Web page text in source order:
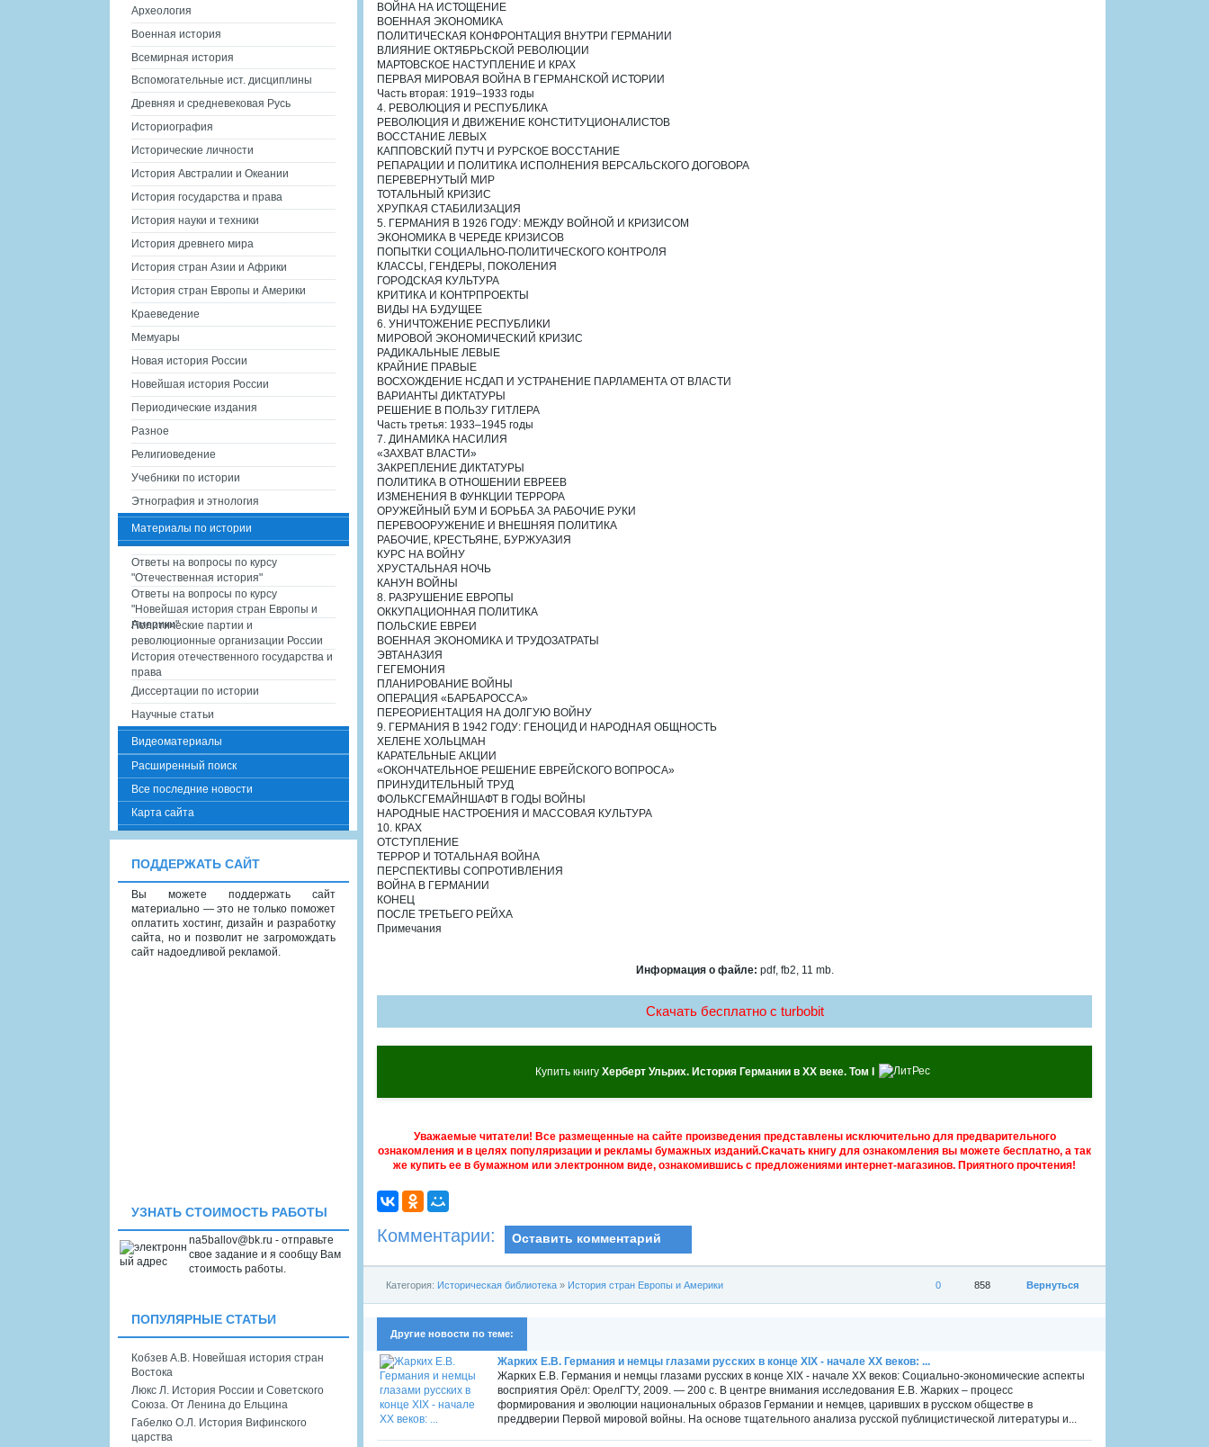
ВОЙНА НА ИСТОЩЕНИЕ
ВОЕННАЯ ЭКОНОМИКА
ПОЛИТИЧЕСКАЯ КОНФРОНТАЦИЯ ВНУТРИ ГЕРМАНИИ
ВЛИЯНИЕ ОКТЯБРЬСКОЙ РЕВОЛЮЦИИ
МАРТОВСКОЕ НАСТУПЛЕНИЕ И КРАХ
ПЕРВАЯ МИРОВАЯ ВОЙНА В ГЕРМАНСКОЙ ИСТОРИИ
Часть вторая: 1919–1933 годы
4. РЕВОЛЮЦИЯ И РЕСПУБЛИКА
РЕВОЛЮЦИЯ И ДВИЖЕНИЕ КОНСТИТУЦИОНАЛИСТОВ
ВОССТАНИЕ ЛЕВЫХ
КАППОВСКИЙ ПУТЧ И РУРСКОЕ ВОССТАНИЕ
РЕПАРАЦИИ И ПОЛИТИКА ИСПОЛНЕНИЯ ВЕРСАЛЬСКОГО ДОГОВОРА
ПЕРЕВЕРНУТЫЙ МИР
ТОТАЛЬНЫЙ КРИЗИС
ХРУПКАЯ СТАБИЛИЗАЦИЯ
5. ГЕРМАНИЯ В 1926 ГОДУ: МЕЖДУ ВОЙНОЙ И КРИЗИСОМ
ЭКОНОМИКА В ЧЕРЕДЕ КРИЗИСОВ
ПОПЫТКИ СОЦИАЛЬНО-ПОЛИТИЧЕСКОГО КОНТРОЛЯ
КЛАССЫ, ГЕНДЕРЫ, ПОКОЛЕНИЯ
ГОРОДСКАЯ КУЛЬТУРА
КРИТИКА И КОНТРПРОЕКТЫ
ВИДЫ НА БУДУЩЕЕ
6. УНИЧТОЖЕНИЕ РЕСПУБЛИКИ
МИРОВОЙ ЭКОНОМИЧЕСКИЙ КРИЗИС
РАДИКАЛЬНЫЕ ЛЕВЫЕ
КРАЙНИЕ ПРАВЫЕ
ВОСХОЖДЕНИЕ НСДАП И УСТРАНЕНИЕ ПАРЛАМЕНТА ОТ ВЛАСТИ
ВАРИАНТЫ ДИКТАТУРЫ
РЕШЕНИЕ В ПОЛЬЗУ ГИТЛЕРА
Часть третья: 1933–1945 годы
7. ДИНАМИКА НАСИЛИЯ
«ЗАХВАТ ВЛАСТИ»
ЗАКРЕПЛЕНИЕ ДИКТАТУРЫ
ПОЛИТИКА В ОТНОШЕНИИ ЕВРЕЕВ
ИЗМЕНЕНИЯ В ФУНКЦИИ ТЕРРОРА
ОРУЖЕЙНЫЙ БУМ И БОРЬБА ЗА РАБОЧИЕ РУКИ
ПЕРЕВООРУЖЕНИЕ И ВНЕШНЯЯ ПОЛИТИКА
РАБОЧИЕ, КРЕСТЬЯНЕ, БУРЖУАЗИЯ
КУРС НА ВОЙНУ
ХРУСТАЛЬНАЯ НОЧЬ
КАНУН ВОЙНЫ
8. РАЗРУШЕНИЕ ЕВРОПЫ
ОККУПАЦИОННАЯ ПОЛИТИКА
ПОЛЬСКИЕ ЕВРЕИ
ВОЕННАЯ ЭКОНОМИКА И ТРУДОЗАТРАТЫ
ЭВТАНАЗИЯ
ГЕГЕМОНИЯ
ПЛАНИРОВАНИЕ ВОЙНЫ
ОПЕРАЦИЯ «БАРБАРОССА»
ПЕРЕОРИЕНТАЦИЯ НА ДОЛГУЮ ВОЙНУ
9. ГЕРМАНИЯ В 1942 ГОДУ: ГЕНОЦИД И НАРОДНАЯ ОБЩНОСТЬ
ХЕЛЕНЕ ХОЛЬЦМАН
КАРАТЕЛЬНЫЕ АКЦИИ
«ОКОНЧАТЕЛЬНОЕ РЕШЕНИЕ ЕВРЕЙСКОГО ВОПРОСА»
ПРИНУДИТЕЛЬНЫЙ ТРУД
ФОЛЬКСГЕМАЙНШАФТ В ГОДЫ ВОЙНЫ
НАРОДНЫЕ НАСТРОЕНИЯ И МАССОВАЯ КУЛЬТУРА
10. КРАХ
ОТСТУПЛЕНИЕ
ТЕРРОР И ТОТАЛЬНАЯ ВОЙНА
ПЕРСПЕКТИВЫ СОПРОТИВЛЕНИЯ
ВОЙНА В ГЕРМАНИИ
КОНЕЦ
ПОСЛЕ ТРЕТЬЕГО РЕЙХА
Примечания
Информация о файле: pdf, fb2, 11 mb.
Скачать бесплатно c turbobit
Купить книгу Херберт Ульрих. История Германии в XX веке. Том I
Уважаемые читатели! Все размещенные на сайте произведения представлены исключительно для предварительного
ознакомления и в целях популяризации и рекламы бумажных изданий.Скачать книгу для ознакомления вы можете бесплатно, а так
же купить ее в бумажном или электронном виде, ознакомившись с предложениями интернет-магазинов. Приятного прочтения!
Комментарии: Оставить комментарий
Вернуться
858
0
Категория: Историческая библиотека » История стран Европы и Америки
Другие новости по теме:
Жарких Е.В. Германия и немцы глазами русских в конце XIX - начале XX веков: ...
Жарких Е.В. Германия и немцы глазами русских в конце XIX - начале XX веков: Социально-экономические аспекты
восприятия Орёл: ОрелГТУ, 2009. — 200 с. В центре внимания исследования Е.В. Жарких – процесс
формирования и эволюции национальных образов Германии и немцев, царивших в русском обществе в
преддверии Первой мировой войны. На основе тщательного анализа русской публицистической литературы и...
Археология
Военная история
Всемирная история
Вспомогательные ист. дисциплины
Древняя и средневековая Русь
Историография
Исторические личности
История Австралии и Океании
История государства и права
История науки и техники
История древнего мира
История стран Азии и Африки
История стран Европы и Америки
Краеведение
Мемуары
Новая история России
Новейшая история России
Периодические издания
Разное
Религиоведение
Учебники по истории
Этнография и этнология
Материалы по истории
Ответы на вопросы по курсу
"Отечественная история"
Ответы на вопросы по курсу
"Новейшая история стран Европы и
Америки"
Политические партии и
революционные организации России
История отечественного государства и
права
Диссертации по истории
Научные статьи
Видеоматериалы
Расширенный поиск
Все последние новости
Карта сайта
ПОДДЕРЖАТЬ САЙТ
Вы можете поддержать сайт
материально — это не только поможет
оплатить хостинг, дизайн и разработку
сайта, но и позволит не загромождать
сайт надоедливой рекламой.
УЗНАТЬ СТОИМОСТЬ РАБОТЫ
na5ballov@bk.ru - отправьте
свое задание и я сообщу Вам
стоимость работы.
ПОПУЛЯРНЫЕ СТАТЬИ
Кобзев А.В. Новейшая история стран
Востока
Люкс Л. История России и Советского
Союза. От Ленина до Ельцина
Габелко О.Л. История Вифинского
царства